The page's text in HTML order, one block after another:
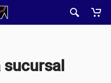
sucursal